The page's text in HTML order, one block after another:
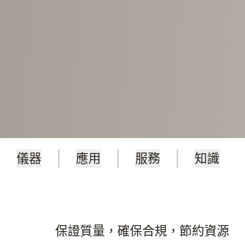
儀器 應用 服務 知識
保證質量，確保合規，節約資源